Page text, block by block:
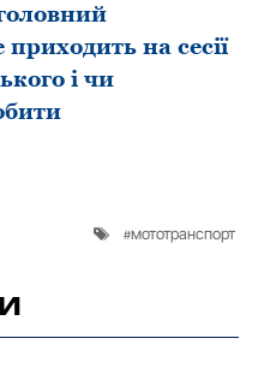
на сесії
і чи
мототранспорт